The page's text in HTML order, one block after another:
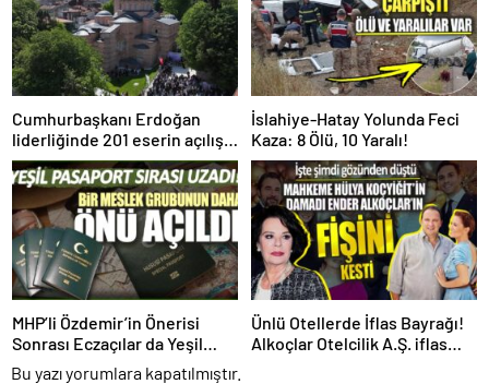
Cumhurbaşkanı Erdoğan
liderliğinde 201 eserin açılışı
gerçekleştirildi!
İslahiye-Hatay Yolunda Feci
Kaza: 8 Ölü, 10 Yaralı!
MHP’li Özdemir’in Önerisi
Sonrası Eczaçılar da Yeşil
Pasaport İstiyor!
Ünlü Otellerde İflas Bayrağı!
Alkoçlar Otelcilik A.Ş. iflas
Bu yazı yorumlara kapatılmıştır.